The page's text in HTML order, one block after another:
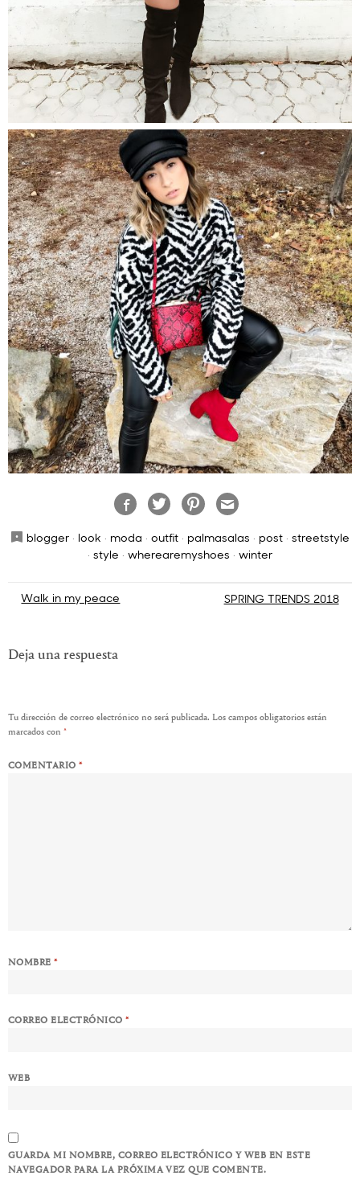
blogger · look · moda · outfit · palmasalas · post · streetstyle
· style · wherearemyshoes · winter
Navegación
entradas
Walk in my peace SPRING TRENDS 2018
Deja una respuesta
Tu dirección de correo electrónico no será publicada. Los campos obligatorios están
marcados con *
COMENTARIO*
NOMBRE*
CORREO ELECTRÓNICO*
WEB
GUARDA MI NOMBRE, CORREO ELECTRÓNICO Y WEB EN ESTE
NAVEGADOR PARA LA PRÓXIMA VEZ QUE COMENTE.